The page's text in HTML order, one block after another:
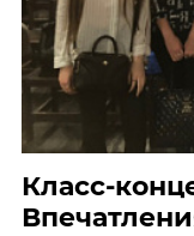
Класс-